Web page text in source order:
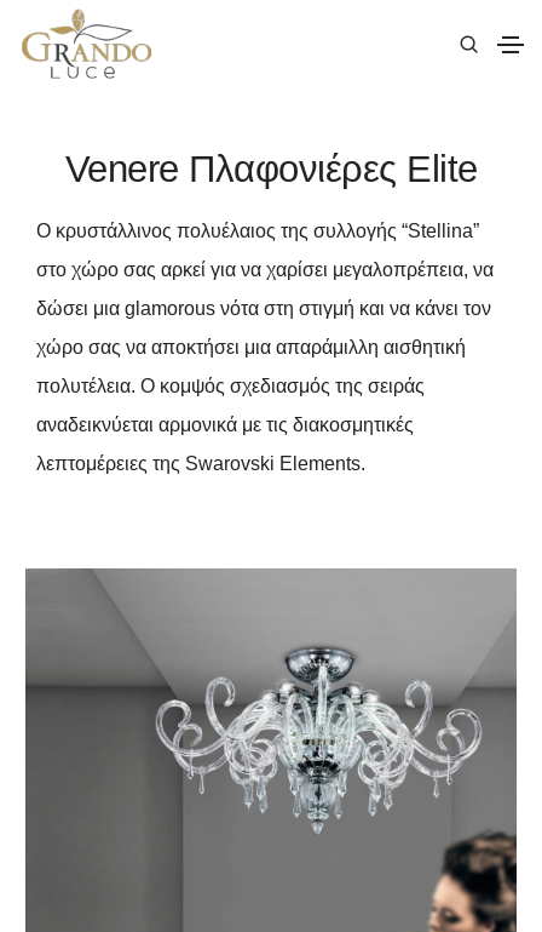
|Elite|Venere
Venere Πλαφονιέρες Elite
Ο κρυστάλλινος πολυέλαιος της συλλογής “Stellina”
στο χώρο σας αρκεί για να χαρίσει μεγαλοπρέπεια, να
δώσει μια glamorous νότα στη στιγμή και να κάνει τον
χώρο σας να αποκτήσει μια απαράμιλλη αισθητική
πολυτέλεια. Ο κομψός σχεδιασμός της σειράς
αναδεικνύεται αρμονικά με τις διακοσμητικές
λεπτομέρειες της Swarovski Elements.